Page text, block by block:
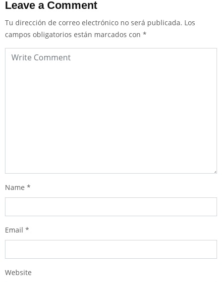
Leave a Comment
Tu dirección de correo electrónico no será publicada. Los
campos obligatorios están marcados con *
Name *
Email *
Website